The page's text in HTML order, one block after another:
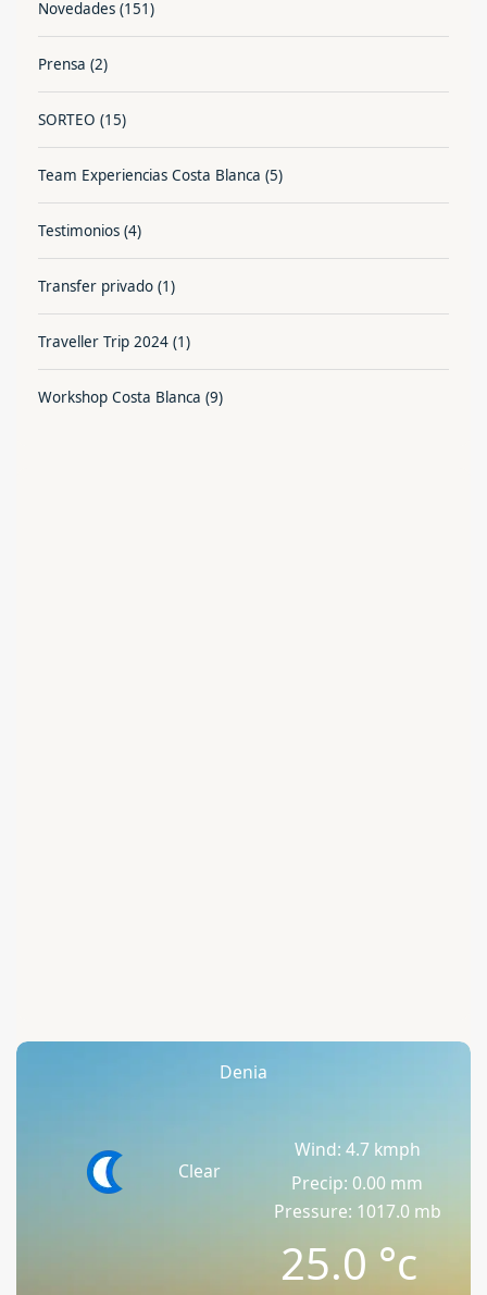
Novedades (151)
Prensa (2)
SORTEO (15)
Team Experiencias Costa Blanca (5)
Testimonios (4)
Transfer privado (1)
Traveller Trip 2024 (1)
Workshop Costa Blanca (9)
Denia
Clear
Wind: 4.7 kmph
Precip: 0.00 mm
Pressure: 1017.0 mb
25.0°c